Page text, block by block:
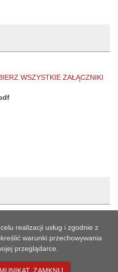
WSZYSTKIE ZAŁĄCZNIKI
realizacji usług i zgodnie z
warunki przechowywania
przeglądarce.